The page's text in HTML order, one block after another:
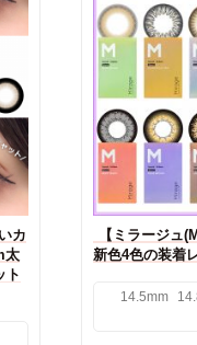
カ
太
ト
【ミラージュ
新色4色の装着
14.5mm